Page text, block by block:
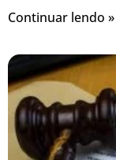
Continuar lendo »